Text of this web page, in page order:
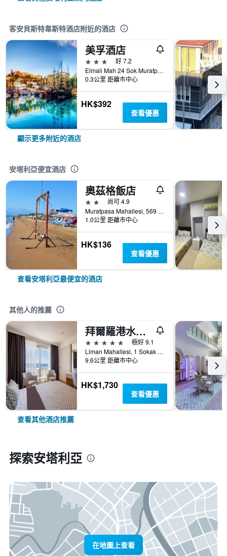
客安貝斯特韋斯特酒店附近的酒店
美孚酒店
3星級
好 7.2
Elmali Mah 24 Sok Muratpasa, 2, 安塔利亞, 土耳其
0.3公里 距離市中心
HK$392
查看優惠
顯示更多附近的酒店
安塔利亞便宜酒店
奧茲格飯店
2星級
尚可 4.9
Muratpasa Mahallesi, 569 Sokak no 3, 安塔利亞, 土耳其
1.0公里 距離市中心
HK$136
查看優惠
查看安塔利亞最便宜的酒店
其他人的推薦
拜爾羅港水療度假酒店
5星級
極好 9.1
Liman Mahallesi, 1 Sokak 4A/4B, Konyaaltı, 安塔利亞, 土耳其
9.6公里 距離市中心
HK$1,730
查看優惠
查看其他酒店推薦
探索安塔利亞
在地圖上查看